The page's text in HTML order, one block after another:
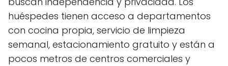
huéspedes tienen acceso a departamentos
con cocina propia, servicio de limpieza
semanal, estacionamiento gratuito y están a
pocos metros de centros comerciales y